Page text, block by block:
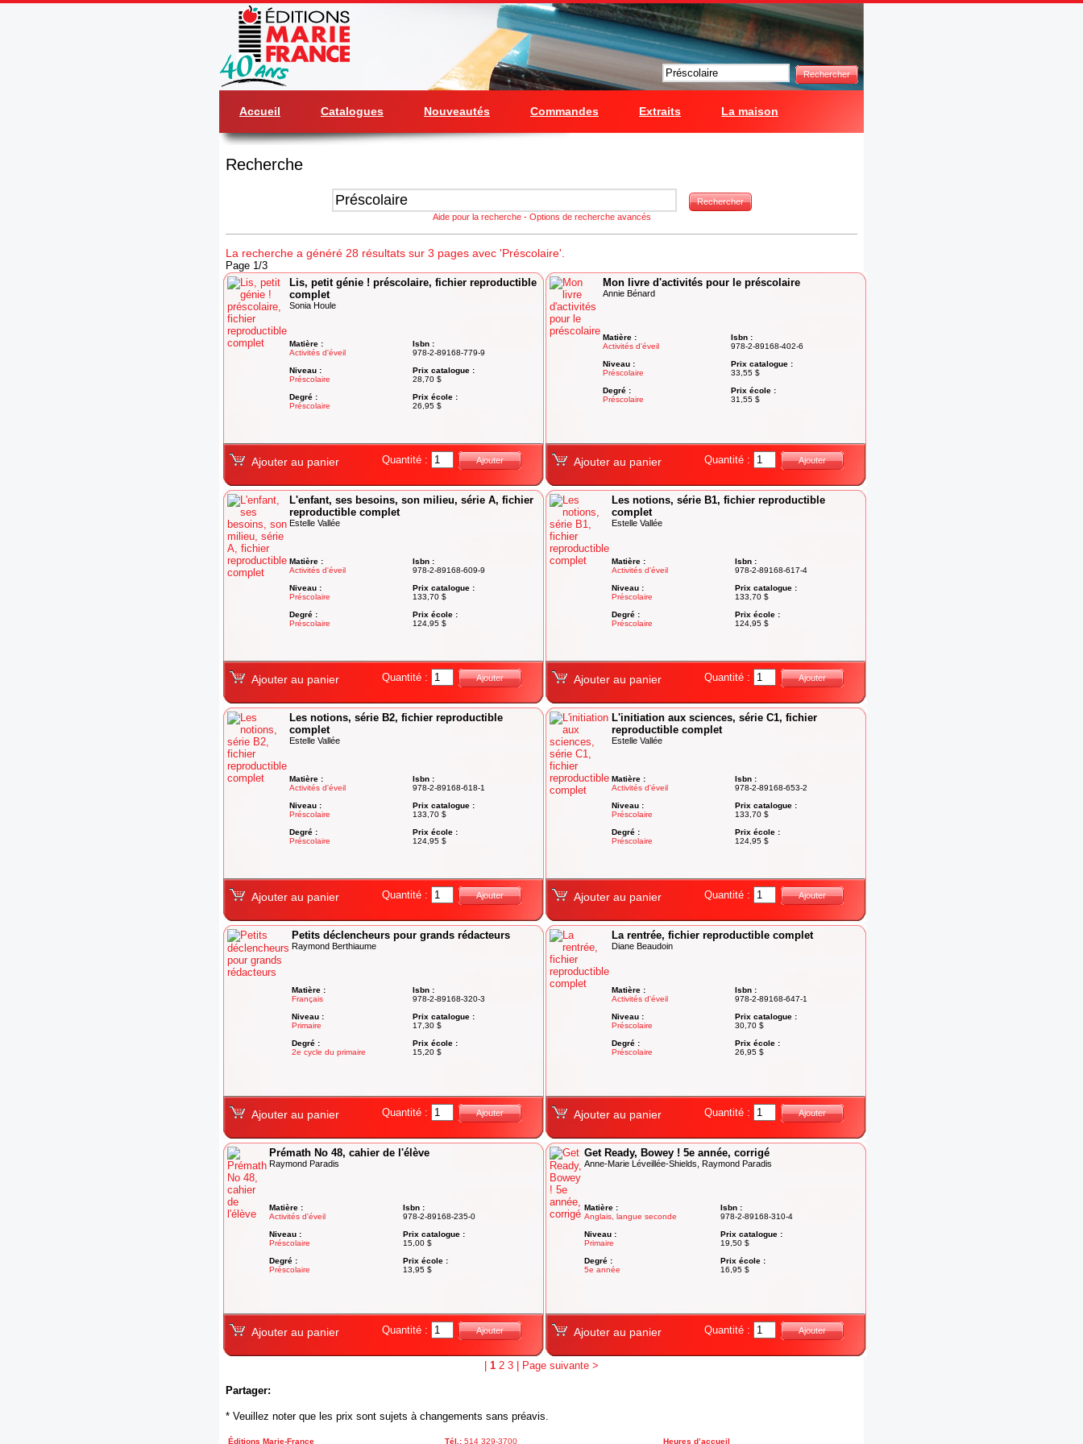
Rechercher
Accueil Catalogues Nouveautés Commandes Extraits La maison
Recherche
Rechercher
Aide pour la recherche - Options de recherche avancés
La recherche a généré 28 résultats sur 3 pages avec 'Préscolaire'.
Page 1/3
Lis, petit génie ! préscolaire, fichier reproductible
complet
Sonia Houle
Matière :
Activités d'éveil
Niveau :
Préscolaire
Degré :
Préscolaire
Isbn :
978-2-89168-779-9
Prix catalogue :
28,70 $
Prix école :
26,95 $
Ajouter au panier Quantité : Ajouter
Mon livre d'activités pour le préscolaire
Annie Bénard
Matière :
Activités d'éveil
Niveau :
Préscolaire
Degré :
Préscolaire
Isbn :
978-2-89168-402-6
Prix catalogue :
33,55 $
Prix école :
31,55 $
Ajouter au panier Quantité : Ajouter
L'enfant, ses besoins, son milieu, série A, fichier
reproductible complet
Estelle Vallée
Matière :
Activités d'éveil
Niveau :
Préscolaire
Degré :
Préscolaire
Isbn :
978-2-89168-609-9
Prix catalogue :
133,70 $
Prix école :
124,95 $
Ajouter au panier Quantité : Ajouter
Les notions, série B1, fichier reproductible
complet
Estelle Vallée
Matière :
Activités d'éveil
Niveau :
Préscolaire
Degré :
Préscolaire
Isbn :
978-2-89168-617-4
Prix catalogue :
133,70 $
Prix école :
124,95 $
Ajouter au panier Quantité : Ajouter
Les notions, série B2, fichier reproductible
complet
Estelle Vallée
Matière :
Activités d'éveil
Niveau :
Préscolaire
Degré :
Préscolaire
Isbn :
978-2-89168-618-1
Prix catalogue :
133,70 $
Prix école :
124,95 $
Ajouter au panier Quantité : Ajouter
L'initiation aux sciences, série C1, fichier
reproductible complet
Estelle Vallée
Matière :
Activités d'éveil
Niveau :
Préscolaire
Degré :
Préscolaire
Isbn :
978-2-89168-653-2
Prix catalogue :
133,70 $
Prix école :
124,95 $
Ajouter au panier Quantité : Ajouter
Petits déclencheurs pour grands rédacteurs
Raymond Berthiaume
Matière :
Français
Niveau :
Primaire
Degré :
2e cycle du primaire
Isbn :
978-2-89168-320-3
Prix catalogue :
17,30 $
Prix école :
15,20 $
Ajouter au panier Quantité : Ajouter
La rentrée, fichier reproductible complet
Diane Beaudoin
Matière :
Activités d'éveil
Niveau :
Préscolaire
Degré :
Préscolaire
Isbn :
978-2-89168-647-1
Prix catalogue :
30,70 $
Prix école :
26,95 $
Ajouter au panier Quantité : Ajouter
Prémath No 48, cahier de l'élève
Raymond Paradis
Matière :
Activités d'éveil
Niveau :
Préscolaire
Degré :
Préscolaire
Isbn :
978-2-89168-235-0
Prix catalogue :
15,00 $
Prix école :
13,95 $
Ajouter au panier Quantité : Ajouter
Get Ready, Bowey ! 5e année, corrigé
Anne-Marie Léveillée-Shields, Raymond Paradis
Matière :
Anglais, langue seconde
Niveau :
Primaire
Degré :
5e année
Isbn :
978-2-89168-310-4
Prix catalogue :
19,50 $
Prix école :
16,95 $
Ajouter au panier Quantité : Ajouter
1 2 3 Page suivante >
Partager:
* Veuillez noter que les prix sont sujets à changements sans préavis.
Éditions Marie-France Tél.: 514 329-3700 Heures d’accueil